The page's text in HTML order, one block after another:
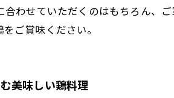
合わせていただくのはもちろん、
ご賞味ください。
美味しい鶏料理